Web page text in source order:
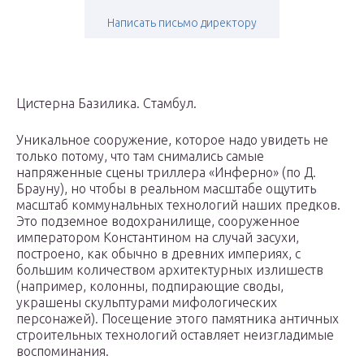
Написать письмо директору
Цистерна Базилика. Стамбул.
Уникальное сооружение, которое надо увидеть не
только потому, что там снимались самые
напряженные сцены триллера «Инферно» (по Д.
Брауну), но чтобы в реальном масштабе ощутить
масштаб коммунальных технологий наших предков.
Это подземное водохранилище, сооруженное
императором Константином на случай засухи,
построено, как обычно в древних империях, с
большим количеством архитектурных излишеств
(например, колонны, подпирающие своды,
украшены скульптурами мифологических
персонажей). Посещение этого памятника античных
строительных технологий оставляет неизгладимые
воспоминания.